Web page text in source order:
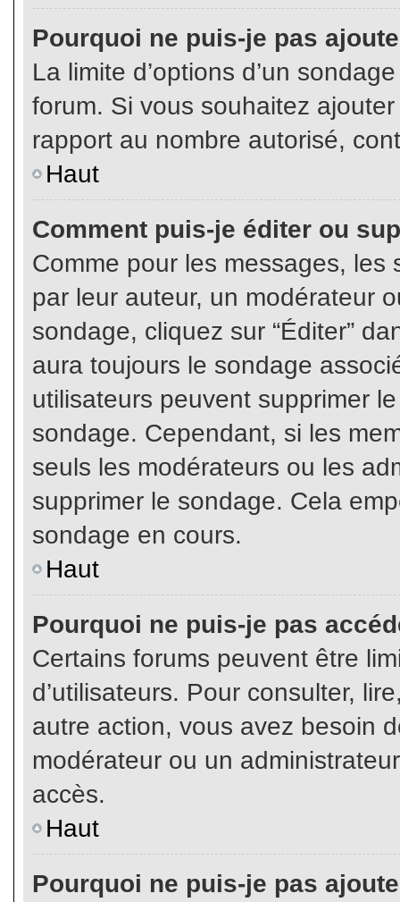
Pourquoi ne puis-je pas
La limite d’options d’un
forum. Si vous souhaitez
rapport au nombre autorisé,
Haut
Comment puis-je éditer ou
Comme pour les messages,
par leur auteur, un modérateur
sondage, cliquez sur “Éditer”
aura toujours le sondage
utilisateurs peuvent supprimer
sondage. Cependant, si les
seuls les modérateurs ou les
supprimer le sondage. Cela
sondage en cours.
Haut
Pourquoi ne puis-je pas
Certains forums peuvent être
d’utilisateurs. Pour consulter,
autre action, vous avez besoin
modérateur ou un
accès.
Haut
Pourquoi ne puis-je pas